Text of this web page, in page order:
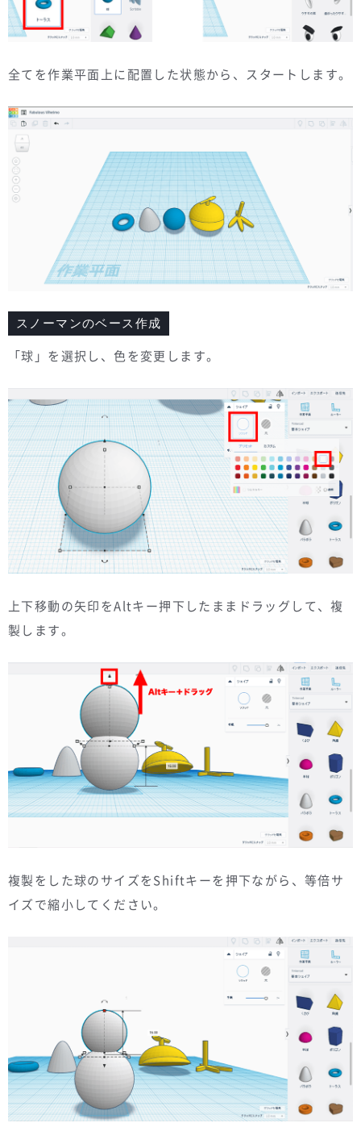
全てを作業平面上に配置した状態から、スタートします。
スノーマンのベース作成
「球」を選択し、色を変更します。
上下移動の矢印をAltキー押下したままドラッグして、複
製します。
複製をした球のサイズをShiftキーを押下ながら、等倍サ
イズで縮小してください。